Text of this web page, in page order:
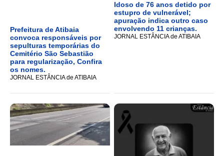
Prefeitura de Atibaia
convoca responsáveis por
sepulturas temporárias do
Cemitério São Sebastião
para regularização, Confira
os nomes.
JORNAL ESTÂNCIA de ATIBAIA
Idoso de 76 anos detido por
estupro de vulnerável;
apuração indica outro caso
envolvendo 11 crianças.
JORNAL ESTÂNCIA de ATIBAIA